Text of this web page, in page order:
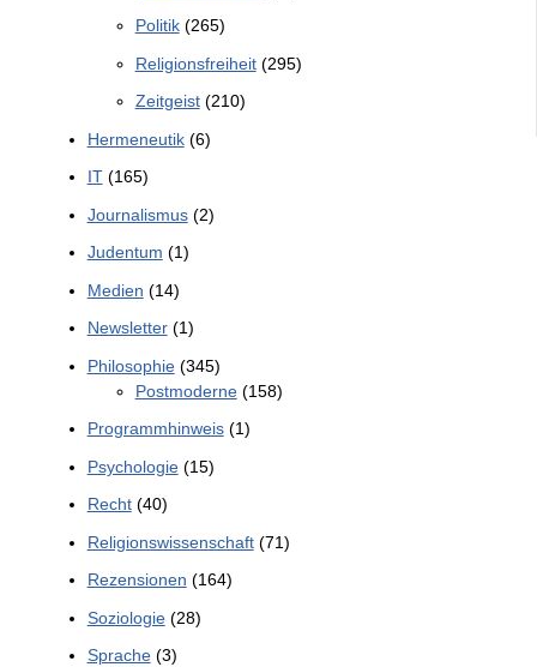
Politik(265)
Religionsfreiheit(295)
Zeitgeist(210)
Hermeneutik(6)
IT(165)
Journalismus(2)
Judentum (1)
Medien (14)
Newsletter(1)
Philosophie(345)
Postmoderne(158)
Programmhinweis(1)
Psychologie(15)
Recht(40)
Religionswissenschaft(71)
Rezensionen (164)
Soziologie(28)
Sprache(3)